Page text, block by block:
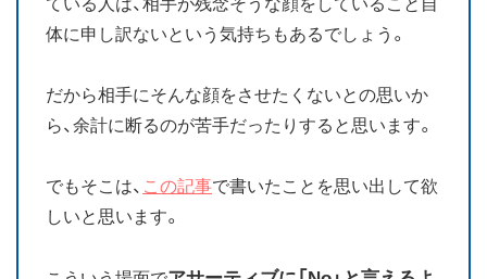
体に申し訳ないという気持ちもあるでしょう。
だから相手にそんな顔をさせたくないとの思いか
ら、余計に断るのが苦手だったりすると思います。
でもそこは、 この記事で書いたことを思い出して欲
しいと思います。